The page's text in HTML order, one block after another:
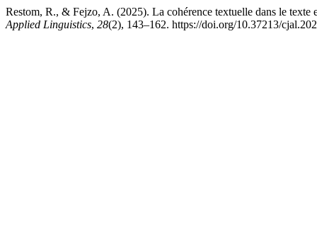
Restom, R., & Fejzo, A. (2025). La cohérence textuelle dans le
Applied Linguistics, 28(2), 143–162. https://doi.org/10.37213/